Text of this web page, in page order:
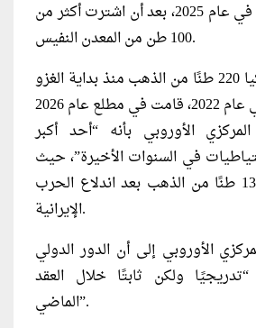
مشترٍ منفرد للذهب في عام 2025، بعد أن اشترت أكثر من
100 طن من المعدن النفيس.
وبعد أن اشترت تركيا 220 طنًا من الذهب منذ بداية الغزو
الروسي لأوكرانيا في عام 2022، قامت في مطلع عام 2026
الأوروبي بأنه “أحد أكبر
في السنوات الأخيرة”، حيث
باعت أو أقرضت 130 طنًا من الذهب بعد اندلاع الحرب
الإيرانية.
الأوروبي إلى أن الدور الدولي
ولكن ثابتًا خلال العقد
الماضي”.